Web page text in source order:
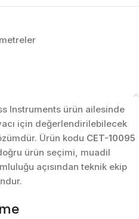
Instruments ürün ailesinde
için değerlendirilebilecek
Ürün kodu CET-10095
ürün seçimi, muadil
açısından teknik ekip